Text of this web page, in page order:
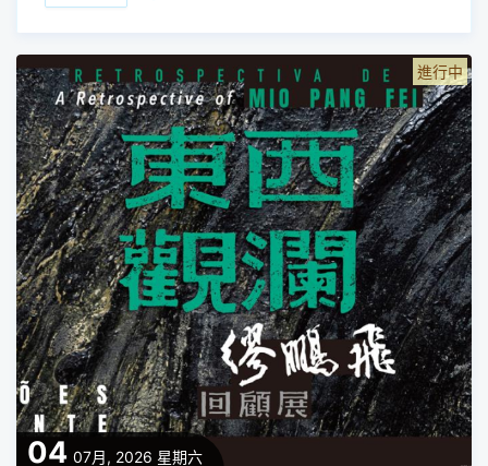
04 07月, 2026 星期六
進行中